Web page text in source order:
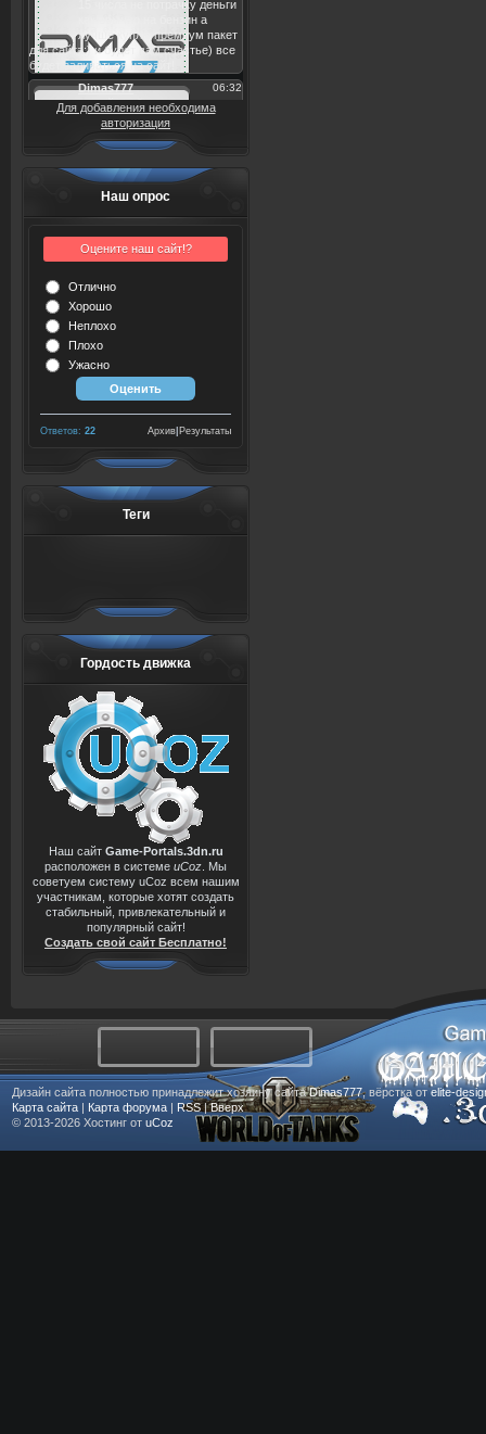
Для добавления необходима
авторизация
Наш опрос
Оцените наш сайт!?
Отлично
Хорошо
Неплохо
Плохо
Ужасно
Ответов: 22 Результаты
Архив
Теги
Гордость движка
Наш сайт Game-Portals.3dn.ru
расположен в системе uCoz . Мы
советуем систему uCoz всем нашим
участникам, которые хотят создать
стабильный, привлекательный и
популярный сайт!
Создать свой сайт Бесплатно!
Дизайн сайта полностью принадлежит хозяину сайтаDimas777, вёрстка от elite-
Карта сайта | Карта форума | RSS|Вверх
© 2013-2026 Хостинг от uCoz